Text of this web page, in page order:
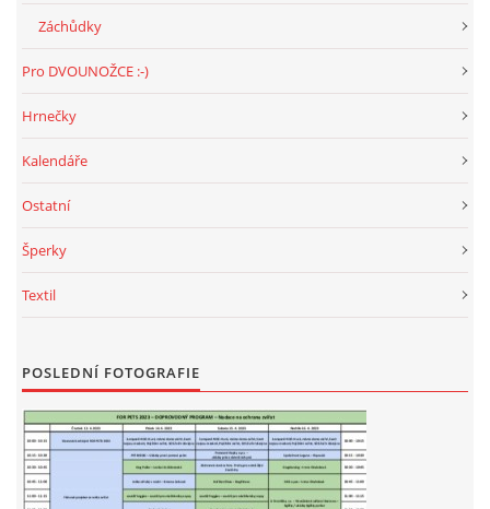
Záchůdky
Pro DVOUNOŽCE :-)
Hrnečky
Kalendáře
Ostatní
Šperky
Textil
POSLEDNÍ FOTOGRAFIE